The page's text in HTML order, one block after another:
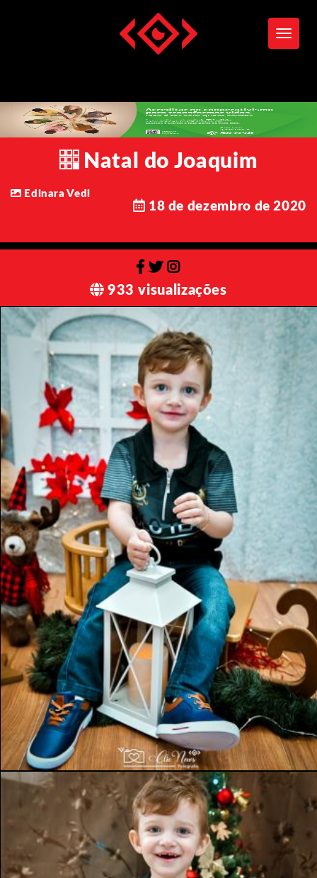
Natal do Joaquim
Edinara Vedi
18 de dezembro de 2020
933 visualizações